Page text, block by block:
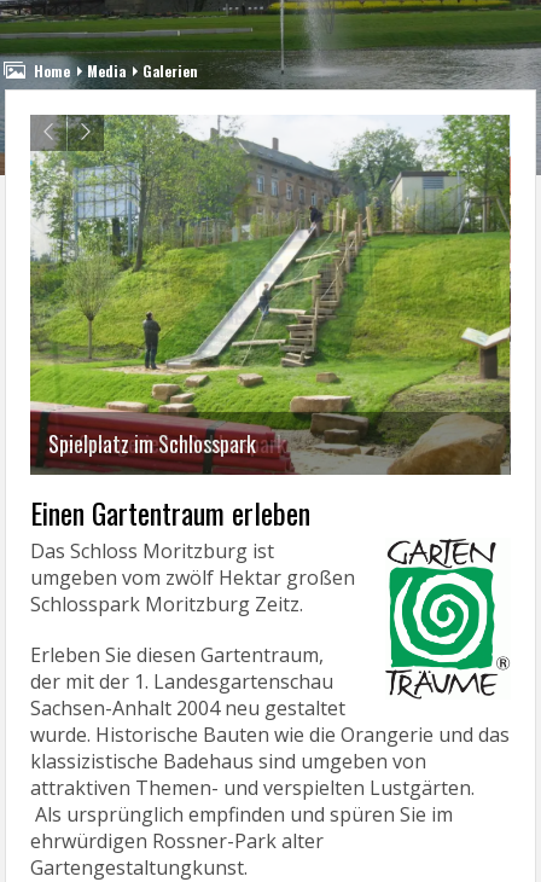
Home Media Galerien
Spielplatz im Schlosspark
Einen Gartentraum erleben
Das Schloss Moritzburg ist
umgeben vom zwölf Hektar großen
Schlosspark Moritzburg Zeitz.
Erleben Sie diesen Gartentraum,
der mit der 1. Landesgartenschau
Sachsen-Anhalt 2004 neu gestaltet
wurde. Historische Bauten wie die Orangerie und das
klassizistische Badehaus sind umgeben von
attraktiven Themen- und verspielten Lustgärten.
Als ursprünglich empfinden und spüren Sie im
ehrwürdigen Rossner-Park alter
Gartengestaltungkunst.